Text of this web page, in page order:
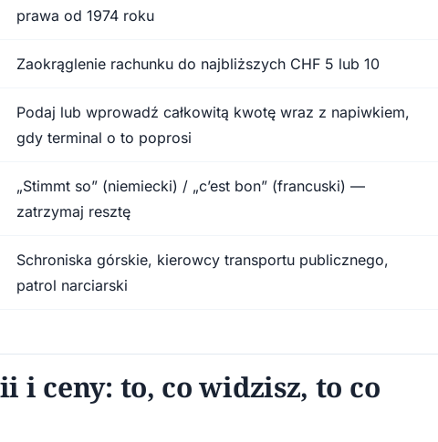
prawa od 1974 roku
Zaokrąglenie rachunku do najbliższych CHF 5 lub 10
Podaj lub wprowadź całkowitą kwotę wraz z napiwkiem,
gdy terminal o to poprosi
„Stimmt so” (niemiecki) / „c’est bon” (francuski) —
zatrzymaj resztę
Schroniska górskie, kierowcy transportu publicznego,
patrol narciarski
i ceny: to, co widzisz, to co